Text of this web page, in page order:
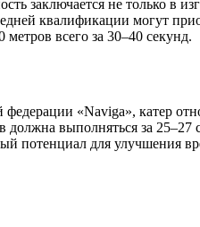
заключается не только в
квалификации могут
всего за 30–40 секунд.
«Naviga», катер
выполняться за
потенциал для улучшения